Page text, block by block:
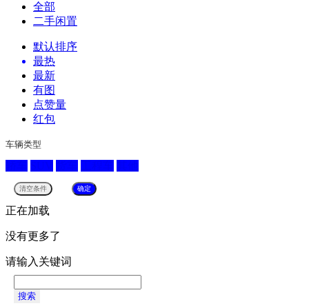
全部
二手闲置
默认排序
最热
最新
有图
点赞量
红包
车辆类型
正在加载
没有更多了
请输入关键词
搜索